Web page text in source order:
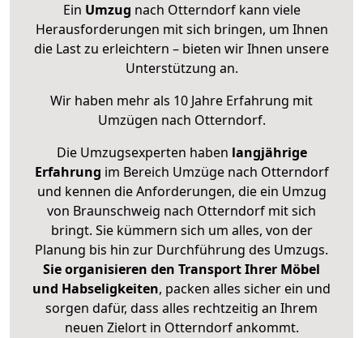
Ein Umzug nach Otterndorf kann viele
Herausforderungen mit sich bringen, um Ihnen
die Last zu erleichtern – bieten wir Ihnen unsere
Unterstützung an.
Wir haben mehr als 10 Jahre Erfahrung mit
Umzügen nach Otterndorf.
Die Umzugsexperten haben langjährige
Erfahrung im Bereich Umzüge nach Otterndorf
und kennen die Anforderungen, die ein Umzug
von Braunschweig nach Otterndorf mit sich
bringt. Sie kümmern sich um alles, von der
Planung bis hin zur Durchführung des Umzugs.
Sie organisieren den Transport Ihrer Möbel
und Habseligkeiten, packen alles sicher ein und
sorgen dafür, dass alles rechtzeitig an Ihrem
neuen Zielort in Otterndorf ankommt.